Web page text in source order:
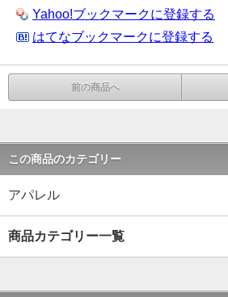
Yahoo!ブックマークに登録する
はてなブックマークに登録する
前の商品へ
この商品のカテゴリー
アパレル
商品カテゴリー一覧